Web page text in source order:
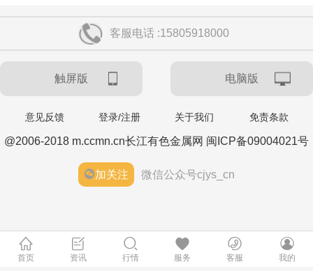
客服电话 :15805918000
触屏版 电脑版
意见反馈 登录/注册 关于我们 免责条款
@2006-2018 m.ccmn.cn长江有色金属网 闽ICP备09004021号
加关注 微信公众号cjys_cn
首页 资讯 行情 服务 客服 我的